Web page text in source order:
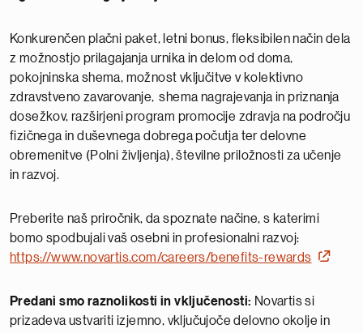
Konkurenčen plačni paket, letni bonus, fleksibilen način dela
z možnostjo prilagajanja urnika in delom od doma,
pokojninska shema, možnost vključitve v kolektivno
zdravstveno zavarovanje, shema nagrajevanja in priznanja
dosežkov, razširjeni program promocije zdravja na področju
fizičnega in duševnega dobrega počutja ter delovne
obremenitve (Polni življenja), številne priložnosti za učenje
in razvoj.
Preberite naš priročnik, da spoznate načine, s katerimi
bomo spodbujali vaš osebni in profesionalni razvoj:
https://www.novartis.com/careers/benefits-rewards
Predani smo raznolikosti in vključenosti: Novartis si
prizadeva ustvariti izjemno, vključujoče delovno okolje in